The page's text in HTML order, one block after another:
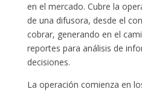
en el mercado. Cubre la
de una difusora, desde el
cobrar, generando en el
reportes para análisis de
decisiones.
La operación comienza en